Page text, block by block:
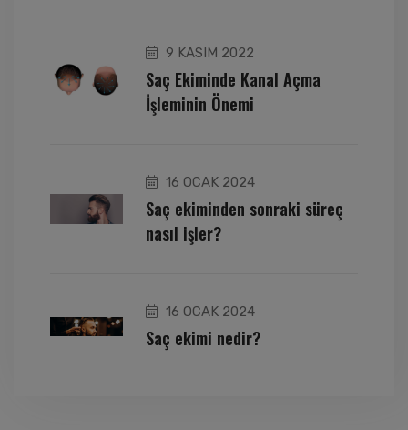
9 KASIM 2022
Saç Ekiminde Kanal Açma
İşleminin Önemi
16 OCAK 2024
Saç ekiminden sonraki süreç
nasıl işler?
16 OCAK 2024
Saç ekimi nedir?